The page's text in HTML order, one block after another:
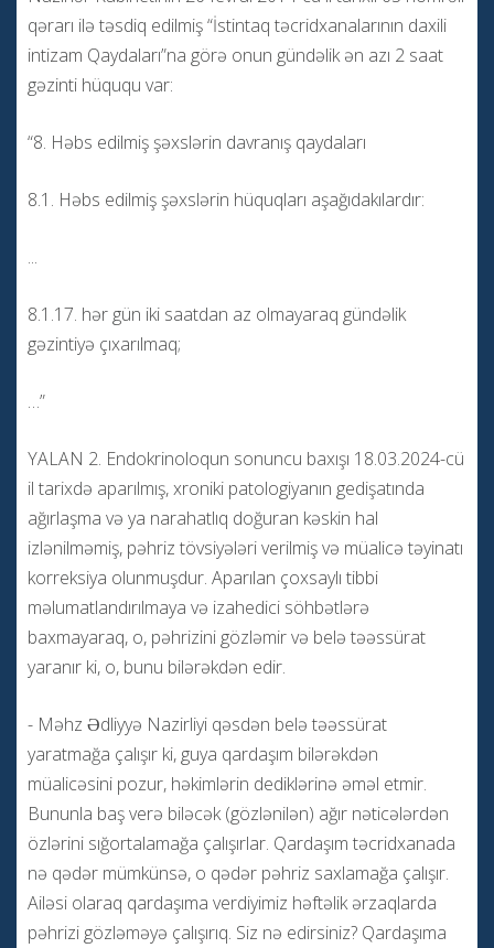
qərarı ilə təsdiq edilmiş “İstintaq təcridxanalarının daxili
intizam Qaydaları”na görə onun gündəlik ən azı 2 saat
gəzinti hüququ var:
“8. Həbs edilmiş şəxslərin davranış qaydaları
8.1. Həbs edilmiş şəxslərin hüquqları aşağıdakılardır:
...
8.1.17. hər gün iki saatdan az olmayaraq gündəlik
gəzintiyə çıxarılmaq;
…”
YALAN 2. Endokrinoloqun sonuncu baxışı 18.03.2024-cü
il tarixdə aparılmış, xroniki patologiyanın gedişatında
ağırlaşma və ya narahatlıq doğuran kəskin hal
izlənilməmiş, pəhriz tövsiyələri verilmiş və müalicə təyinatı
korreksiya olunmuşdur. Aparılan çoxsaylı tibbi
məlumatlandırılmaya və izahedici söhbətlərə
baxmayaraq, o, pəhrizini gözləmir və belə təəssürat
yaranır ki, o, bunu bilərəkdən edir.
- Məhz Ədliyyə Nazirliyi qəsdən belə təəssürat
yaratmağa çalışır ki, guya qardaşım bilərəkdən
müalicəsini pozur, həkimlərin dediklərinə əməl etmir.
Bununla baş verə biləcək (gözlənilən) ağır nəticələrdən
özlərini sığortalamağa çalışırlar. Qardaşım təcridxanada
nə qədər mümkünsə, o qədər pəhriz saxlamağa çalışır.
Ailəsi olaraq qardaşıma verdiyimiz həftəlik ərzaqlarda
pəhrizi gözləməyə çalışırıq. Siz nə edirsiniz? Qardaşıma